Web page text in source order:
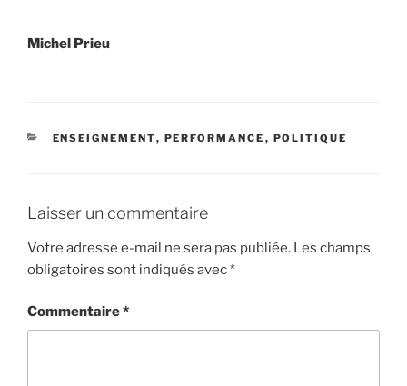
Michel Prieu
CATÉGORIES
ENSEIGNEMENT, PERFORMANCE , POLITIQUE
Laisser un commentaire
Votre adresse e-mail ne sera pas publiée. Les champs
obligatoires sont indiqués avec*
Commentaire*